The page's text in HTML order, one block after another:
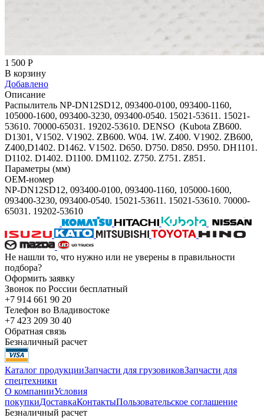
1 500 Р
В корзину
Добавлено
Описание
Распылитель NP-DN12SD12, 093400-0100, 093400-1160,
105000-1600, 093400-3230, 093400-0540. 15021-53611. 15021-
53610. 70000-65031. 19202-53610. DENSO (Kubota ZB600.
D1301, V1502. V1902. ZB600. W04. 1W. Z400. V1902. ZB600,
Z400,D1402. D1462. V1502. D650. D750. D850. D950. DH1101.
D1102. D1402. D1100. DM1102. Z750. Z751. Z851.
Параметры (мм)
OEM-номер
NP-DN12SD12, 093400-0100, 093400-1160, 105000-1600,
093400-3230, 093400-0540. 15021-53611. 15021-53610. 70000-
65031. 19202-53610
Не нашли то, что нужно или не уверены в правильности
подбора?
Оформить заявку
Звонок по России бесплатный
+7 914 661 90 20
Телефон во Владивостоке
+7 423 209 30 40
Обратная связь
Безналичный расчет
Каталог продукцииЗапчасти для грузовиковЗапчасти для
спецтехники
О компанииУсловия
покупкиДоставкаКонтактыПользовательское соглашение
Безналичный расчет